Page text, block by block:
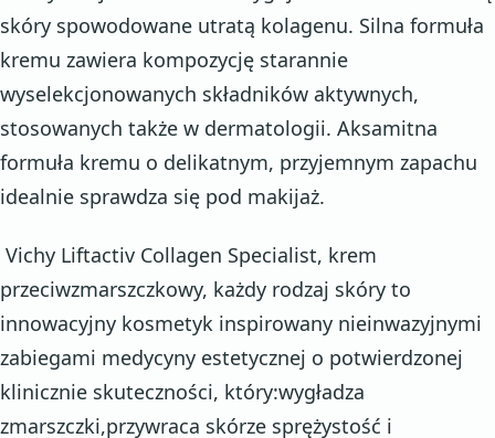
skóry spowodowane utratą kolagenu. Silna formuła
kremu zawiera kompozycję starannie
wyselekcjonowanych składników aktywnych,
stosowanych także w dermatologii. Aksamitna
formuła kremu o delikatnym, przyjemnym zapachu
idealnie sprawdza się pod makijaż.
Vichy Liftactiv Collagen Specialist, krem
przeciwzmarszczkowy, każdy rodzaj skóry to
innowacyjny kosmetyk inspirowany nieinwazyjnymi
zabiegami medycyny estetycznej o potwierdzonej
klinicznie skuteczności, który:wygładza
zmarszczki,przywraca skórze sprężystość i